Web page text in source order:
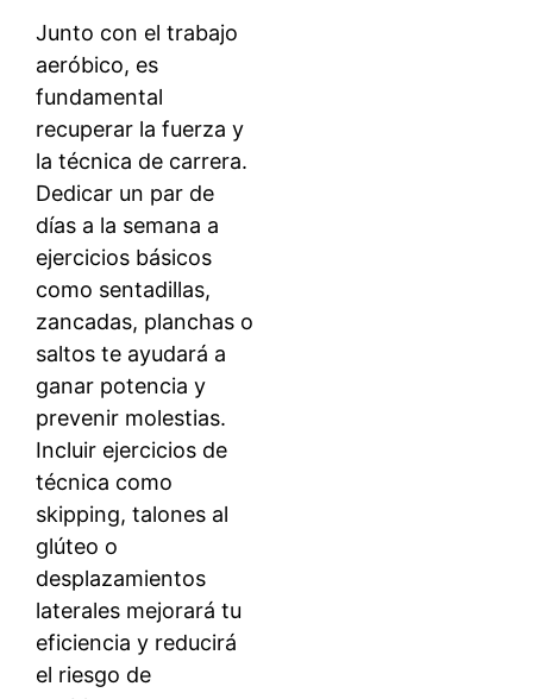
Junto con el trabajo
aeróbico, es
fundamental
recuperar la fuerza y
la técnica de carrera.
Dedicar un par de
días a la semana a
ejercicios básicos
como sentadillas,
zancadas, planchas o
saltos te ayudará a
ganar potencia y
prevenir molestias.
Incluir ejercicios de
técnica como
skipping, talones al
glúteo o
desplazamientos
laterales mejorará tu
eficiencia y reducirá
el riesgo de